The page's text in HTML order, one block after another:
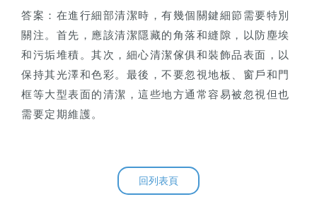
答案：在進行細部清潔時，有幾個關鍵細節需要特別
關注。首先，應該清潔隱藏的角落和縫隙，以防塵埃
和污垢堆積。其次，細心清潔傢俱和裝飾品表面，以
保持其光澤和色彩。最後，不要忽視地板、窗戶和門
框等大型表面的清潔，這些地方通常容易被忽視但也
需要定期維護。
回列表頁